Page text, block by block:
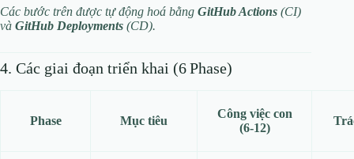
Các bước trên được tự động hoá bằng GitHub Actions (CI)
và GitHub Deployments (CD).
4. Các giai đoạn triển khai (6 Phase)
Phase Mục tiêu
Công việc con
(6‑12)